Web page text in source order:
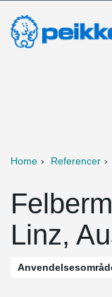
Home Referencer
Linz,